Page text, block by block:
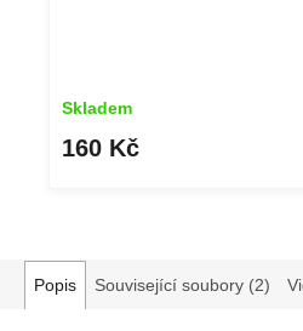
Skladem
160 Kč
Popis Související soubory (2)